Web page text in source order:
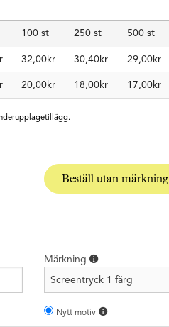
100 st 250 st 500 st
32,00kr 30,40kr 29,00kr
20,00kr 18,00kr 17,00kr
Beställ utan märkning
Märkning
Nytt motiv